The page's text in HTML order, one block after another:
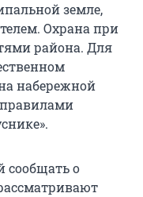
земле,
Охрана при
района. Для
набережной
сообщать о